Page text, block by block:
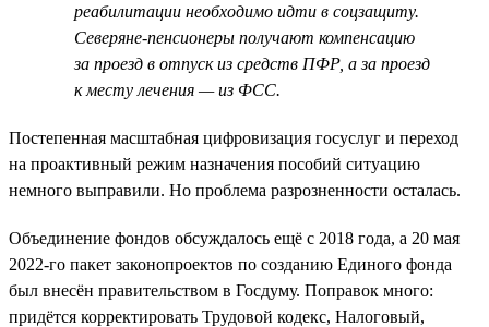
реабилитации необходимо идти в соцзащиту.
Северяне-пенсионеры получают компенсацию
за проезд в отпуск из средств ПФР, а за проезд
к месту лечения — из ФСС.
Постепенная масштабная цифровизация госуслуг и переход
на проактивный режим назначения пособий ситуацию
немного выправили. Но проблема разрозненности осталась.
Объединение фондов обсуждалось ещё с 2018 года, а 20 мая
2022-го пакет законопроектов по созданию Единого фонда
был внесён правительством в Госдуму. Поправок много:
придётся корректировать Трудовой кодекс, Налоговый,